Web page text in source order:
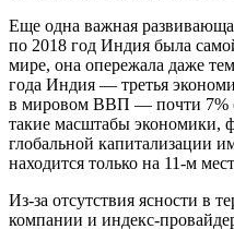
Еще одна важная
по 2018 год Индия была
мире, она опережала даже
года Индия — третья
в мировом ВВП — почти 7%
такие масштабы
глобальной капитализации
находится только на 11-м
Из-за отсутствия ясности в
компании и индекс-